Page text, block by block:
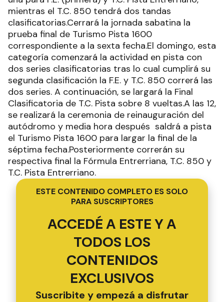
mientras el T.C. 850 tendrá dos tandas
clasificatorias.Cerrará la jornada sabatina la
prueba final de Turismo Pista 1600
correspondiente a la sexta fecha.El domingo, esta
categoría comenzará la actividad en pista con
dos series clasificatorias tras lo cual cumplirá su
segunda clasificación la F.E. y T.C. 850 correrá las
dos series. A continuación, se largará la Final
Clasificatoria de T.C. Pista sobre 8 vueltas.A las 12,
se realizará la ceremonia de reinauguración del
autódromo y media hora después saldrá a pista
el Turismo Pista 1600 para largar la final de la
séptima fecha.Posteriormente correrán su
respectiva final la Fórmula Entrerriana, T.C. 850 y
T.C. Pista Entrerriano.
ESTE CONTENIDO COMPLETO ES SOLO
PARA SUSCRIPTORES
ACCEDÉ A ESTE Y A
TODOS LOS
CONTENIDOS
EXCLUSIVOS
Suscribite y empezá a disfrutar